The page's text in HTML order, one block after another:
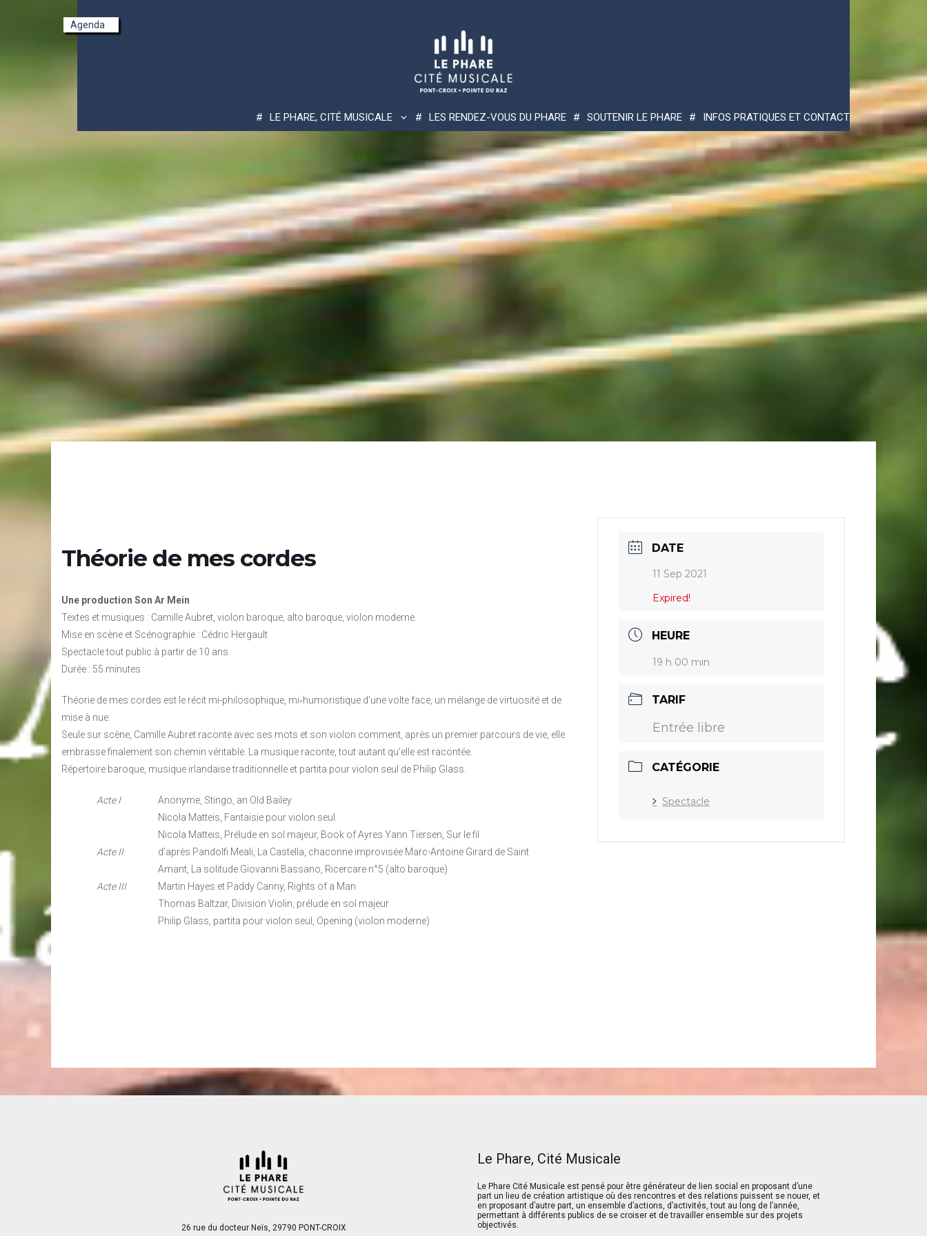
Agenda
LE PHARE, CITÉ MUSICALE LES RENDEZ-VOUS DU PHARE SOUTENIR LE PHARE INFOS PRATIQUES ET CONTACT
Théorie de mes cordes
Une production Son Ar Mein
Textes et musiques : Camille Aubret, violon baroque, alto baroque, violon moderne.
Mise en scène et Scénographie : Cédric Hergault
Spectacle tout public à partir de 10 ans.
Durée : 55 minutes
Théorie de mes cordes est le récit mi-philosophique, mi‑humoristique d’une volte face, un mélange de virtuosité et de
mise à nue.
Seule sur scène, Camille Aubret raconte avec ses mots et son violon comment, après un premier parcours de vie, elle
embrasse finalement son chemin véritable. La musique raconte, tout autant qu’elle est racontée.
Répertoire baroque, musique irlandaise traditionnelle et partita pour violon seul de Philip Glass.
Acte I
Anonyme, Stingo, an Old Bailey
Nicola Matteis, Fantaisie pour violon seul
Nicola Matteis, Prélude en sol majeur, Book of Ayres Yann Tiersen, Sur le fil
Acte II
d’après Pandolfi Meali, La Castella, chaconne improvisée Marc-Antoine Girard de Saint
Amant, La solitude Giovanni Bassano, Ricercare n°5 (alto baroque)
Acte III
Martin Hayes et Paddy Canny, Rights of a Man
Thomas Baltzar, Division Violin, prélude en sol majeur
Philip Glass, partita pour violon seul, Opening (violon moderne)
DATE
11 Sep 2021
Expired!
HEURE
19 h 00 min
TARIF
Entrée libre
CATÉGORIE
Spectacle
26 rue du docteur Neïs, 29790 PONT-CROIX
Le Phare, Cité Musicale
Le Phare Cité Musicale est pensé pour être générateur de lien social en proposant d’une
part un lieu de création artistique où des rencontres et des relations puissent se nouer, et
en proposant d’autre part, un ensemble d’actions, d’activités, tout au long de l’année,
permettant à différents publics de se croiser et de travailler ensemble sur des projets
objectivés.